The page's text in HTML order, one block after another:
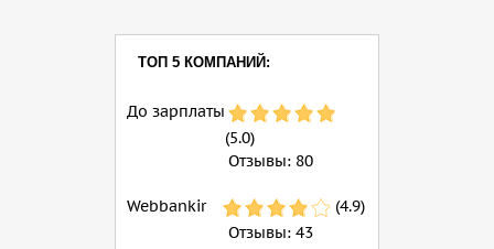
ТОП 5 КОМПАНИЙ:
До зарплаты
(5.0)
Отзывы: 80
Webbankir
(4.9)
Отзывы: 43